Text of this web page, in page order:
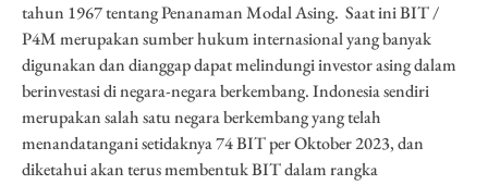
tahun 1967 tentang Penanaman Modal Asing. Saat ini BIT /
P4M merupakan sumber hukum internasional yang banyak
digunakan dan dianggap dapat melindungi investor asing dalam
berinvestasi di negara-negara berkembang. Indonesia sendiri
merupakan salah satu negara berkembang yang telah
menandatangani setidaknya 74 BIT per Oktober 2023, dan
diketahui akan terus membentuk BIT dalam rangka